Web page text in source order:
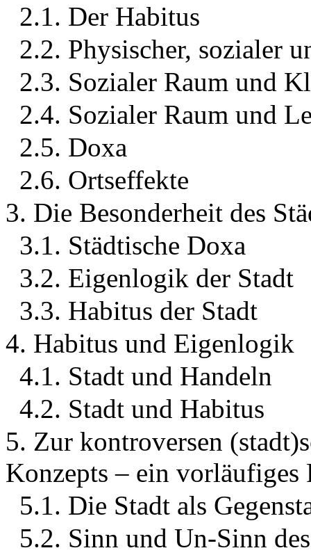
2.1. Der Habitus
2.2. Physischer, sozialer
2.3. Sozialer Raum und
2.4. Sozialer Raum und
2.5. Doxa
2.6. Ortseffekte
3. Die Besonderheit des
3.1. Städtische Doxa
3.2. Eigenlogik der Stadt
3.3. Habitus der Stadt
4. Habitus und Eigenlogik
4.1. Stadt und Handeln
4.2. Stadt und Habitus
5. Zur kontroversen
Konzepts – ein vorläufiges
5.1. Die Stadt als
5.2. Sinn und Un-Sinn